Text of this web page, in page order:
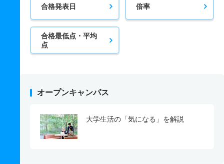
合格発表日 倍率
合格最低点・平均
点
オープンキャンパス
大学生活の「気になる」を解説